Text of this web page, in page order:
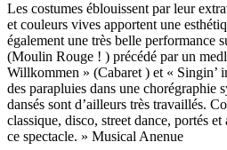
Les costumes éblouissent par leur
et couleurs vives apportent une
également une très belle performance
(Moulin Rouge ! ) précédé par un
Willkommen » (Cabaret ) et « Singin’
des parapluies dans une chorégraphie
dansés sont d’ailleurs très travaillés.
classique, disco, street dance, portés
ce spectacle. » Musical Anenue